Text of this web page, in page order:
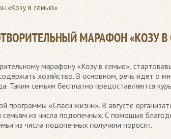
«Козу в семью»
МАРАФОН «КОЗУ
марафону «Козу в семью»,
хозяйство. В основном, речь идет о
Таким семьям бесплатно предоставляются
программы «Спаси жизни». В августе
из числа подопечных. С помощью
из числа подопечных получили поросят.